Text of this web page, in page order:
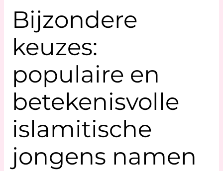
Bijzondere
keuzes:
populaire en
betekenisvolle
islamitische
jongens namen